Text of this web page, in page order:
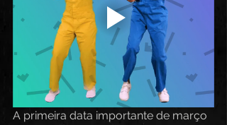
A primeira data importante de março